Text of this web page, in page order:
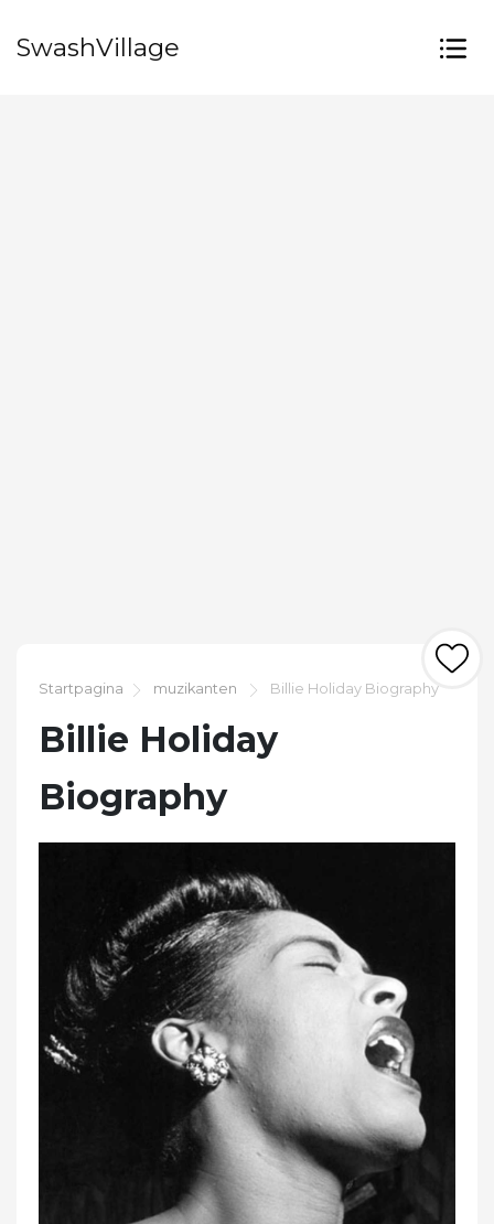
SwashVillage
Startpagina muzikanten Billie Holiday Biography
Billie Holiday
Biography